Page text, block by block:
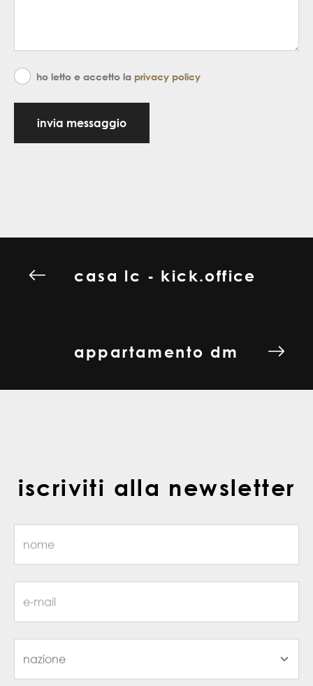
ho letto e accetto la privacy policy
invia messaggio
casa lc - kick.office
appartamento dm
iscriviti alla newsletter